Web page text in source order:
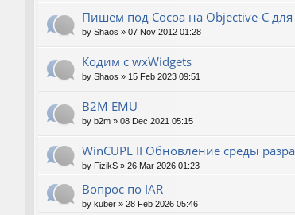
Пишем под Cocoa на Objective-C для
by Shaos » 07 Nov 2012 01:28
Кодим с wxWidgets
by Shaos » 15 Feb 2023 09:51
B2M EMU
by b2m » 08 Dec 2021 05:15
WinCUPL II Обновление среды
by FizikS » 26 Mar 2026 01:23
Вопрос по IAR
by kuber » 28 Feb 2026 05:46